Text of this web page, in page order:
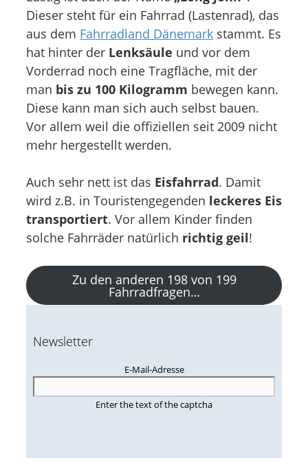
Dieser steht für ein Fahrrad (Lastenrad), das
aus dem Fahrradland Dänemark stammt. Es
hat hinter der Lenksäule und vor dem
Vorderrad noch eine Tragfläche, mit der
man bis zu 100 Kilogramm bewegen kann.
Diese kann man sich auch selbst bauen.
Vor allem weil die offiziellen seit 2009 nicht
mehr hergestellt werden.
Auch sehr nett ist das Eisfahrrad. Damit
wird z.B. in Touristengegenden leckeres Eis
transportiert. Vor allem Kinder finden
solche Fahrräder natürlich richtig geil!
Zu den anderen 198 von 199
Fahrradfragen…
Newsletter
E-Mail-Adresse
Enter the text of the captcha